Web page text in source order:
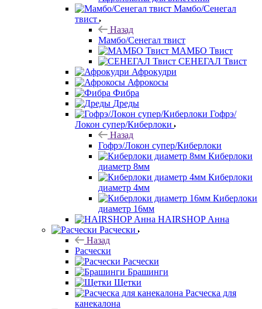
Мамбо/Сенегал
твист
Назад
Мамбо/Сенегал твист
МАМБО Твист
СЕНЕГАЛ Твист
Афрокудри
Афрокосы
Фибра
Дреды
Гофрэ/
Локон супер/Киберлоки
Назад
Гофрэ/Локон супер/Киберлоки
Киберлоки
диаметр 8мм
Киберлоки
диаметр 4мм
Киберлоки
диаметр 16мм
HAIRSHOP Анна
Расчески
Назад
Расчески
Расчески
Брашинги
Щетки
Расческа для
канекалона